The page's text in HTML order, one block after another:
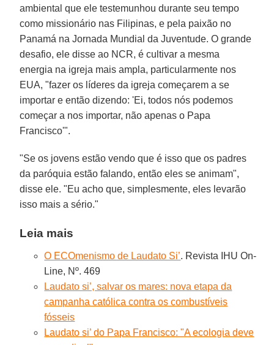
ambiental que ele testemunhou durante seu tempo
como missionário nas Filipinas, e pela paixão no
Panamá na Jornada Mundial da Juventude. O grande
desafio, ele disse ao NCR, é cultivar a mesma
energia na igreja mais ampla, particularmente nos
EUA, "fazer os líderes da igreja começarem a se
importar e então dizendo: 'Ei, todos nós podemos
começar a nos importar, não apenas o Papa
Francisco'".
"Se os jovens estão vendo que é isso que os padres
da paróquia estão falando, então eles se animam",
disse ele. "Eu acho que, simplesmente, eles levarão
isso mais a sério."
Leia mais
O ECOmenismo de Laudato Si’. Revista IHU On-
Line, Nº. 469
Laudato si’, salvar os mares: nova etapa da
campanha católica contra os combustíveis
fósseis
Laudato si’ do Papa Francisco: "A ecologia deve